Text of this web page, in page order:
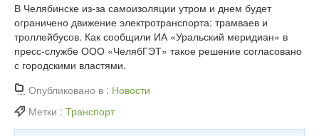
В Челябинске из-за самоизоляции утром и днем будет
ограничено движение электротранспорта: трамваев и
троллейбусов. Как сообщили ИА «Уральский меридиан» в
пресс-службе ООО «ЧелябГЭТ» такое решение согласовано
с городскими властями.
Опубликовано в : Новости
Метки : Транспорт